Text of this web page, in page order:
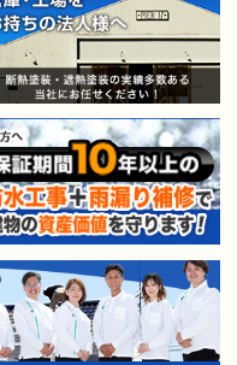
ンション・アパートオー